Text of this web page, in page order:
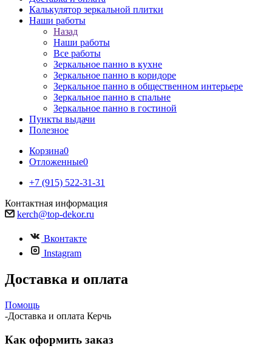
Калькулятор зеркальной плитки
Наши работы
Назад
Наши работы
Все работы
Зеркальное панно в кухне
Зеркальное панно в коридоре
Зеркальное панно в общественном интерьере
Зеркальное панно в спальне
Зеркальное панно в гостиной
Пункты выдачи
Полезное
Корзина0
Отложенные0
+7 (915) 522-31-31
Контактная информация
kerch@top-dekor.ru
Вконтакте
Instagram
Доставка и оплата
Помощь
-Доставка и оплата Керчь
Как оформить заказ